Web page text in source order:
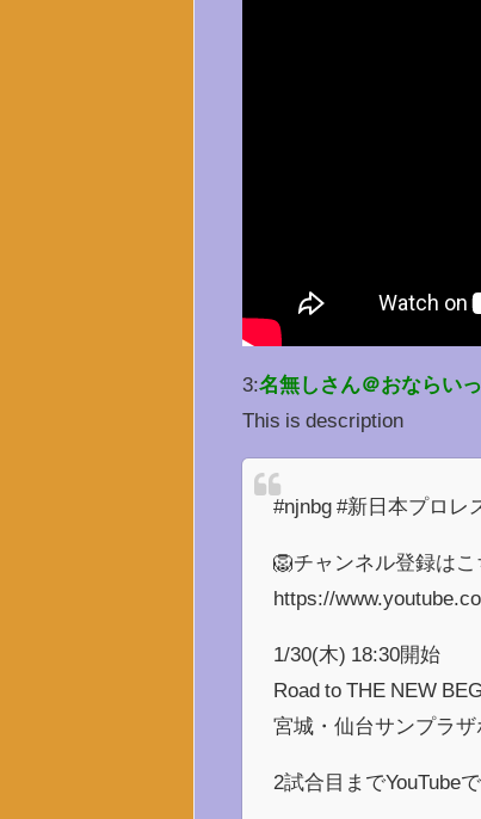
3:名無しさん＠おならい
This is description
#njnbg #新日本プロレ
🦁チャンネル登録はこ
https://
1/30(木) 18:30開始
Road to THE NEW
宮城・仙台サンプラザ
2試合目までYouTube